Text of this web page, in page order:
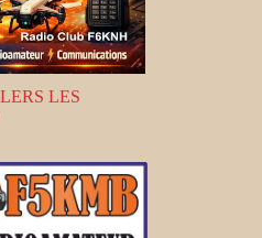
LES